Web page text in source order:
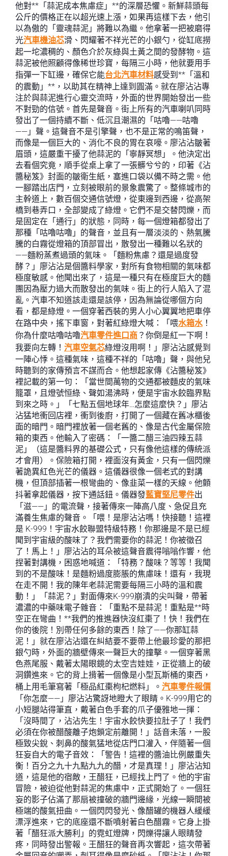
他對**「蒜泥成本焦慮症」**的深層恐懼。新鮮蒜頭每
公斤的價格正在以超光速上漲，如果再這樣下去，他引
以為傲的「靈魂蒜泥」將難以為繼。他拿著一把被磨得
光汽車機油芯滑、閃耀著不祥光芒的小銀勺，從缸底撈
起一坨濃稠的、顏色介於灰綠與土黃之間的發酵物。這
蒜泥被他照顧得像稀世珍寶，每隔三小時，他就要用手
指彈一下缸邊，確保它能台北汽車材料感受到**「溫和
的震動」**，以助其在精神上達到圓滿。就在廖沾沾專
注於與蒜泥進行心靈交流時，外面的世界開始發出一些
不對勁的信號。首先是聲音。街上所有的汽車喇叭同時
發出了一個持續不斷、低沉且潮濕的「咕嚕——咕嚕
——」聲。這聲音不是引擎聲，也不是正常的鳴笛聲，
而像是一個巨大的、消化不良的胃在哀嚎。廖沾沾皺著
眉頭，這嚴重干擾了他蒜泥的「寧靜冥想」。他決定出
去看個究竟，順手從桌上拿了一張髒兮兮的，印著《沾
醬秘笈》封面的皺衛生紙，塞進口袋以備不時之需。他
一腳踏出店門，立刻被眼前的景象震驚了。整條城市的
主幹道上，數百個交通信號燈，從東邊到西邊，從高架
橋到巷弄口，全部變成了綠燈。它們不是交替閃爍，而
是固定在「通行」的狀態，同時，每一個燈箱都發出了
那種「咕嚕咕嚕」的聲音，並且有一層淡淡的、熱氣騰
騰的白霧從燈箱的頂部冒出，散發出一種難以名狀的
——麵粉蒸煮過頭的氣味。「麵粉焦慮？還是過度發
酵？」廖沾沾是個醬料學家，對所有食物相關的氣味都
極度敏感。他聞出來了，這是一種只有在極度巨大的麵
團因為壓力過大而散發出的氣味。街上的行人陷入了混
亂。汽車不知道該走還是該停，因為無論從哪個方向
看，都是綠燈。一個穿著西裝的男人小心翼翼地把車停
在路中央，搖下車窗，對著紅綠燈大喊：「喂水箱水！
你為什麼咕嚕咕嚕汽車零件進口商 ？你倒是紅一下啊！
我要向左轉！ 汽車空氣芯綠燈沒用啊！」廖沾沾感覺到
一陣心悸。這種氣味，這種不祥的「咕嚕」聲，與他兒
時聽到的家傳預言不謀而合。他想起家傳《沾醬秘笈》
裡記載的第一句：「當世間萬物的交通都被麵皮的氣味
籠罩，且燈號恒綠、聲如湯沸時，便是宇宙水餃臨界點
到來之時。」「七點五個地球年…怎麼這麼快？」廖沾
沾猛地衝回店裡，衝到後廚，打開了一個藏在舊冰櫃後
面的暗門。暗門裡放著一個老舊的、像是古代金屬保險
箱的東西。他輸入了密碼：「一醬二醋三油四辣五蒜
泥」（這是醬料界的基礎公式，只有像他這樣的傳統派
才會用）。保險箱打開，裡面沒有黃金，只有一個閃爍
著詭異紅色光芒的儀器。這儀器很像一個老式的對講
機，但頂部插著一根彎曲的、像韭菜一樣的天線。他顫
抖著拿起儀器，按下通話鈕。儀器發藍寶堅尼零件出
「滋——」的電流聲，接著傳來一陣高八度、急促且充
滿養生焦慮的聲音。「喂！是廖沾沾嗎！快接聽！這裡
是 K-999！宇宙水餃聯盟特級特務！你那邊是不是已經
聞到宇宙級的酸味了？我們需要你的蒜泥！你被徵召
了！馬上！」廖沾沾的耳朵被這聲音震得嗡嗡作響，他
捏著對講機，困惑地喊道：「特務？酸味？等等！我聞
到的不是酸味！是麵粉過度膨脹的焦慮味！還有，我現
在走不開！我的陳年老蒜泥需要每隔三小時的溫和震
動！」「蒜泥？」對面傳來K-999崩潰的尖叫聲，帶著
濃濃的中藥味電子雜音：「重點不是蒜泥！重點是**時
空正在彎曲！**我們的推進器快沒紅棗了！快！我們在
你的後院！別帶任何多餘的東西！除了——你那缸蒜
泥！」就在廖沾沾還在糾結要不要帶上他最珍愛的那把
銀勺時，外面的牆壁傳來一聲巨大的撞擊。一個穿著黑
色燕尾服、戴著太陽眼鏡的太空吉娃娃，正從牆上的破
洞鑽進來。它的背上揹著一個像是小型瓦斯桶的東西，
桶上用毛筆寫著「極品紅棗枸杞燃料」。 汽車零件報價
「你怎麼——」廖沾沾驚訝地瞪大了眼睛。K-999用它的
小短腿站得筆直，戴著白色手套的爪子優雅地一揮：
「沒時間了，沾沾先生！宇宙水餃快要拉肚子了！我們
必須在你被醋酸離子炮鎖定前離開！」話音未落，一股
極致尖銳、刺鼻的酸氣猛地從店門口灌入，伴隨著一個
狂妄自大的電子音效：「警告！這裡的醬油比例嚴重失
衡！百分之九十九點九九的醋，才是真理！」廖沾沾知
道，這是他的宿敵，王醋狂，已經找上門了。他的宇宙
冒險，被迫從他對蒜泥的焦慮中，正式開始了。一個狂
妄的影子佔滿了那扇被撞破的牆門邊緣，光線一瞬間被
極端的酸氣扭曲。一個閃閃發光、像醋罐的機器人緩緩
漂浮進來，它的底座還不斷噴射著白色醋霧。它身上掛
著「醋狂派大勝利」的霓虹燈牌，閃爍得讓人眼睛發
疼，同時發出警報。王醋狂的聲音再次響起，這次帶著